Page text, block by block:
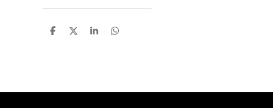
D
D
S
D